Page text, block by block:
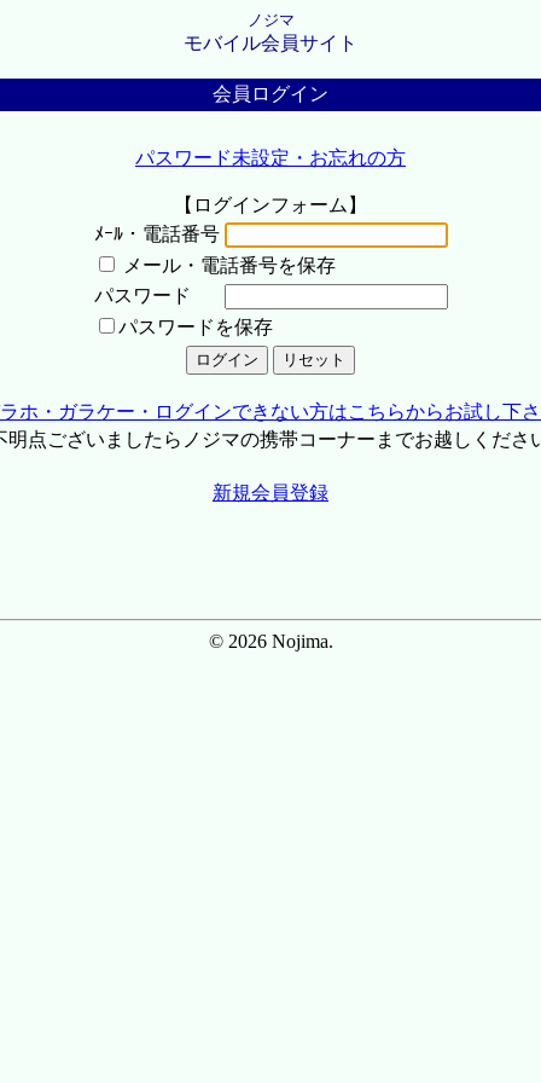
ノジマ
モバイル会員サイト
会員ログイン
パスワード未設定・お忘れの方
【ログインフォーム】
ﾒｰﾙ・電話番号
メール・電話番号を保存
パスワード
パスワードを保存
ホ・ガラケー・ログインできない方はこちらからお試し下
点ございましたらノジマの携帯コーナーまでお越しくださ
新規会員登録
© 2026 Nojima.